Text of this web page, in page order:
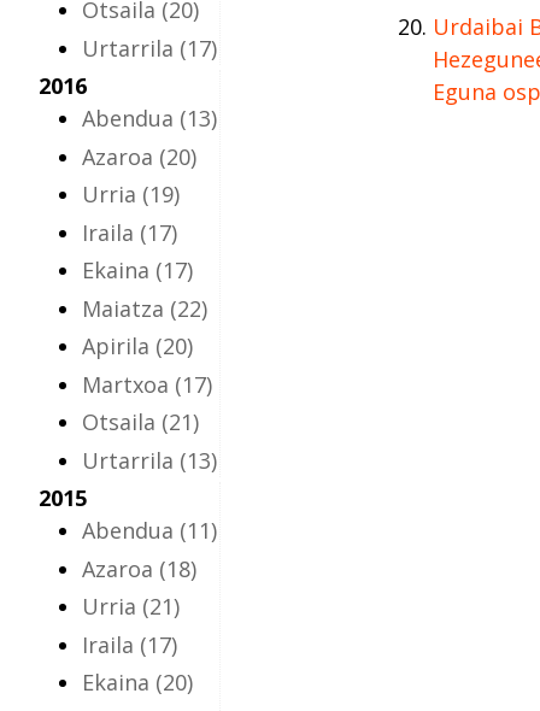
Otsaila (20)
Urtarrila (17)
2016
Abendua (13)
Azaroa (20)
Urria (19)
Iraila (17)
Ekaina (17)
Maiatza (22)
Apirila (20)
Martxoa (17)
Otsaila (21)
Urtarrila (13)
2015
Abendua (11)
Azaroa (18)
Urria (21)
Iraila (17)
Ekaina (20)
Urdaibai
Eguna